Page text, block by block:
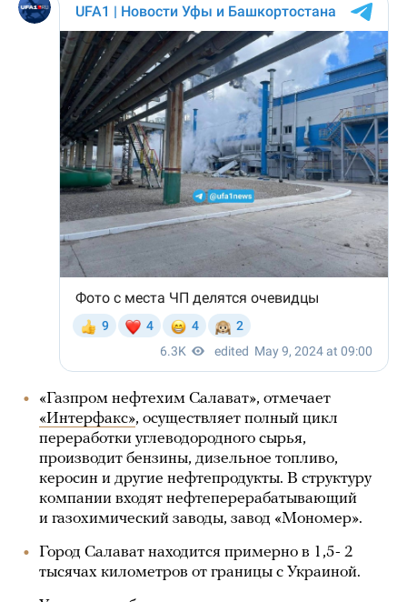
«Газпром нефтехим Салават», отмечает
«Интерфакс», осуществляет полный цикл
переработки углеводородного сырья,
производит бензины, дизельное топливо,
керосин и другие нефтепродукты. В структуру
компании входят нефтеперерабатывающий
и газохимический заводы, завод «Мономер».
Город Салават находится примерно в 1,5- 2
тысячах километров от границы с Украиной.